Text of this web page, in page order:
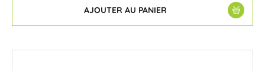
AJOUTER AU PANIER